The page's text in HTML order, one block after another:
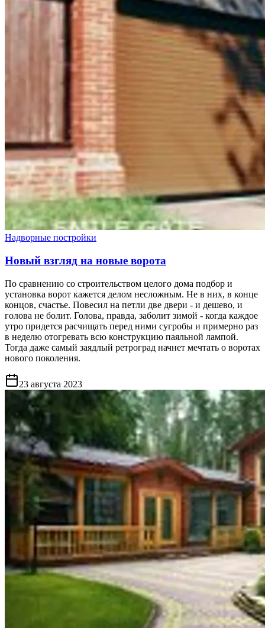
Надворные постройки
Новый взгляд на новые ворота
По сравнению со строительством целого дома подбор и
установка ворот кажется делом несложным. Не в них, в конце
концов, счастье. Повесил на петли две двери - и дешево, и
голова не болит. Голова, правда, заболит зимой - когда каждое
утро придется расчищать перед ними сугробы и примерно раз
в неделю отогревать всю конструкцию паяльной лампой.
Тогда даже самый заядлый ретроград начнет мечтать о воротах
нового поколения.
23 августа 2023